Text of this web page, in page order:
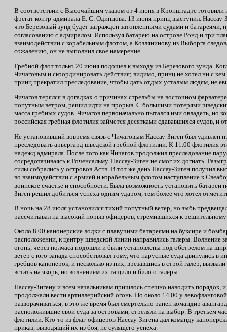
В соответствии с Высочайшим указом от 4 июня в Кронштадте
фрегат контр-адмирала Е. С. Одинцова. 13 июня принц выступил. Нассау-
что Березовый зунд будет загражден затопленными судами и батареями,
согласованию с адмиралом. Используя батарею на острове Ронд и три
взаимодействии с корабельным флотом, а Козлянинову из Выборга
сожалению, он не выполнил свое намерение.
Гребной флот только 20 июня подошел к выходу из Березового зунда.
Чичаговым и скоординировать действия; видимо, принц не хотел ни с
принц прекратил преследование, чтобы дать отдых усталым людям, не
Чичагов терялся в догадках о причинах стрельбы на восточном
попутным ветром, решил идти на прорыв. С большими потерями
масса гребных судов. Чичагов первоначально пытался ими овладеть, но
российская гребная флотилия займется десятками сдававшихся судов, и
Не установивший вовремя связь с Чичаговым Нассау-Зиген был удивлен
преследовать арьергард шведской гребной флотилии. К 11.00 флотилия
надежд адмирала. После того как Чичагов продолжил преследование
сосредотачиваясь к Роченсальму. Нассау-Зиген не смог их догнать.
силы собрались у островов Аспэ. В тот же день Нассау-Зиген получил
во взаимодействии с армией и корабельным флотом наступление к
воинское счастье и способности. Была возможность установить
Зиген решил добиться успеха одним ударом, тем более что хотел
В ночь на 28 июля установился тихий попутный ветер, но зыбь
рассчитывал на высокий порыв офицеров, стремившихся к решительному
Около 8.00 канонерские лодки с плавучими батареями на буксире и
расположении, к центру шведской линии направились галеры. Волнение
огонь, через полчаса подошли и были установлены под обстрелом на
ветер с юго-запада способствовал тому, что парусные суда двинулись
гребцов канонерок, и несколько из них, врезавшись в строй галер,
встать на якорь, но волнением их тащило и било о галеры.
Нассау-Зигену и всем начальникам пришлось спешно наводить порядок,
продолжали вести артиллерийский огонь. Но около 14.00 у
разворачиваться; в это же время был смертельно ранен командир
расположившие свои суда за островами, стреляли на выбор. В третьем
флотилии. Кто-то из флаг-офицеров Нассау-Зигена дал команду
приказ, выводящий их из боя, не сулящего успеха.